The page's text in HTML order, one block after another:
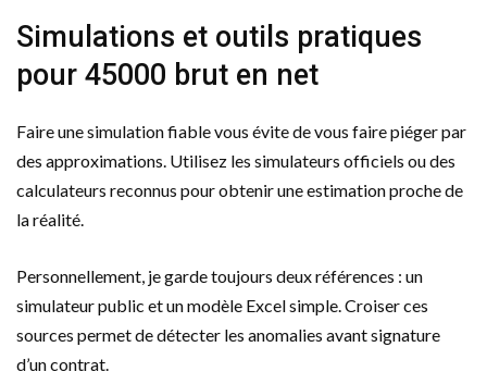
Simulations et outils pratiques
pour 45000 brut en net
Faire une simulation fiable vous évite de vous faire piéger par
des approximations. Utilisez les simulateurs officiels ou des
calculateurs reconnus pour obtenir une estimation proche de
la réalité.
Personnellement, je garde toujours deux références : un
simulateur public et un modèle Excel simple. Croiser ces
sources permet de détecter les anomalies avant signature
d’un contrat.